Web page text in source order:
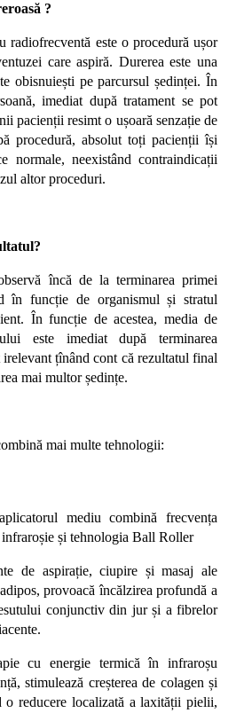
?
radiofrecventă este o procedură ușor
care aspiră. Durerea este una
obisnuiești pe parcursul ședinței. În
imediat după tratament se pot
pacienții resimt o ușoară senzație de
procedură, absolut toți pacienții își
normale, neexistând contraindicații
altor proceduri.
încă de la terminarea primei
în funcție de organismul și stratul
În funcție de acestea, media de
este imediat după terminarea
țînând cont că rezultatul final
mai multor ședințe.
mai multe tehnologii:
mediu combină frecvența
și tehnologia Ball Roller
de aspirație, ciupire și masaj ale
provoacă încălzirea profundă a
conjunctiv din jur și a fibrelor
cu energie termică în infraroșu
stimulează creșterea de colagen și
o reducere localizată a laxității pielii,